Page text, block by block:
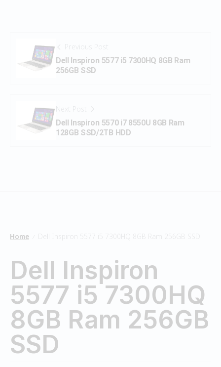
Previous Post
Dell Inspiron 5577 i5 7300HQ 8GB Ram
256GB SSD
Next Post
Dell Inspiron 5570 i7 8550U 8GB Ram
128GB SSD/2TB HDD
Home Dell Inspiron 5577 i5 7300HQ 8GB Ram 256GB SSD
Dell Inspiron
5577 i5 7300HQ
8GB Ram 256GB
SSD